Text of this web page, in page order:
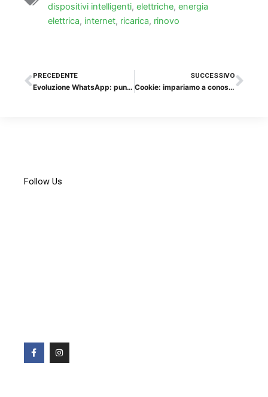
dispositivi intelligenti, elettriche, energia
elettrica, internet, ricarica, rinovo
PRECEDENTE
Evoluzione WhatsApp: punta allo shopping online
SUCCESSIVO
Cookie: impariamo a conoscerli
Follow Us
F
a
c
I
n
s